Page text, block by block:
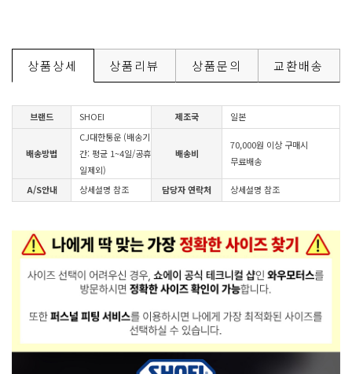
상품상세 상품리뷰 상품문의 교환배송
브랜드 SHOEI 제조국 일본
배송방법
CJ대한통운 (배송기
간: 평균 1~4일/공휴
일제외)
배송비
70,000원 이상 구매시
무료배송
A/S안내 상세설명 참조 담당자 연락처 상세설명 참조